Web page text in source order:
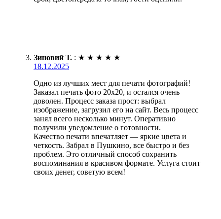
Зиновий Т. : ★ ★ ★ ★ ★
18.12.2025
Одно из лучших мест для печати фотографий!
Заказал печать фото 20х20, и остался очень
доволен. Процесс заказа прост: выбрал
изображение, загрузил его на сайт. Весь процесс
занял всего несколько минут. Оперативно
получили уведомление о готовности.
Качество печати впечатляет — яркие цвета и
четкость. Забрал в Пушкино, все быстро и без
проблем. Это отличный способ сохранить
воспоминания в красивом формате. Услуга стоит
своих денег, советую всем!